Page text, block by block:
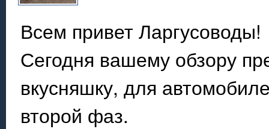
Всем привет Ларгусоводы!
Сегодня вашему обзору
вкусняшку, для
второй фаз.